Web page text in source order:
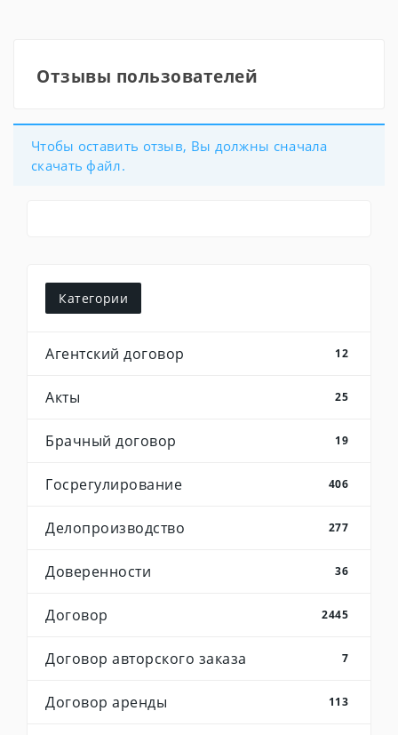
Отзывы пользователей
Чтобы оставить отзыв, Вы должны сначала
скачать файл.
Категории
Агентский договор 12
Акты 25
Брачный договор 19
Госрегулирование 406
Делопроизводство 277
Доверенности 36
Договор 2445
Договор авторского заказа 7
Договор аренды 113